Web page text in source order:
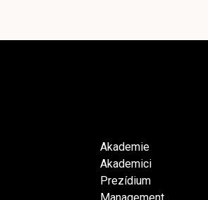
Akademie
Akademici
Prezídium